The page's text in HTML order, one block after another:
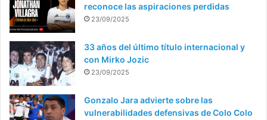
reconoce las aspiraciones perdidas
23/09/2025
33 años del último título internacional y
con Mirko Jozic
23/09/2025
Gonzalo Jara advierte sobre las
vulnerabilidades defensivas de Colo Colo